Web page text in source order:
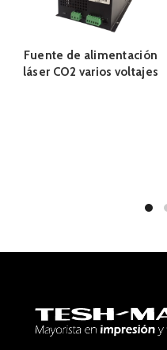
Fuente de alimentación
láser CO2 varios voltajes